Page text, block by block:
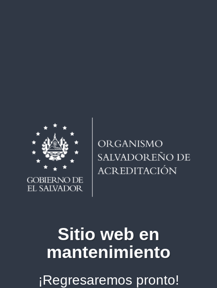
Sitio web en
mantenimiento
¡Regresaremos pronto!